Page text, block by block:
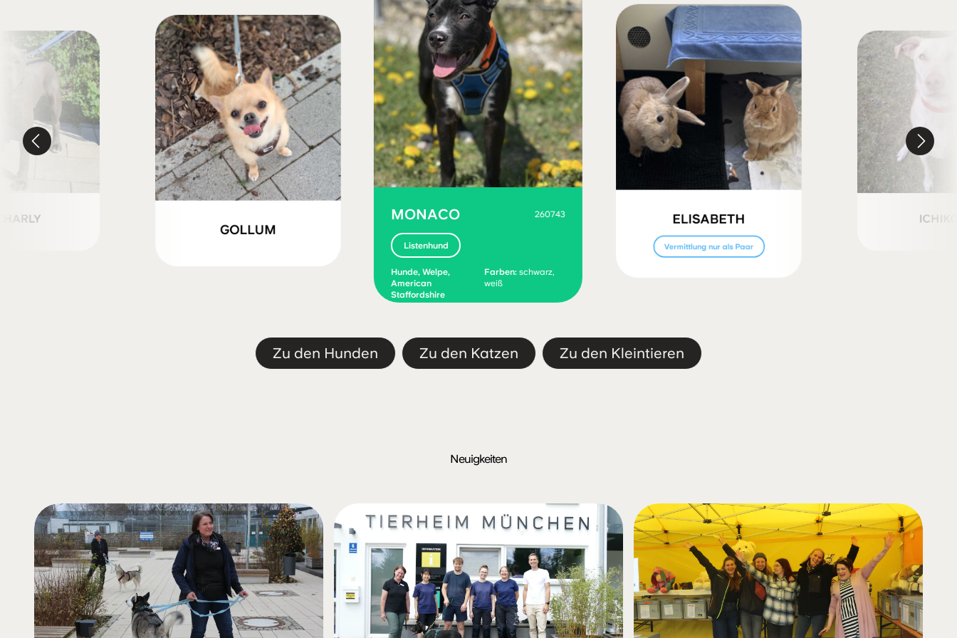
GOLLUM
MONACO 260743
Listenhund
Hunde, Welpe,
American
Staffordshire
Farben:schwarz,
weiß
Geburtstag:
10.12.2025
mittel
ELISABETH
Vermittlung nur als Paar
Zu den Hunden Zu den Katzen Zu den Kleintieren
Neuigkeiten